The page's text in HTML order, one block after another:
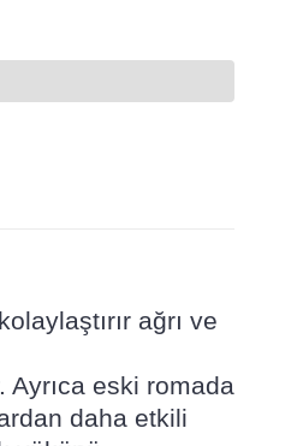
ağrı ve
Ayrıca eski romada
daha etkili